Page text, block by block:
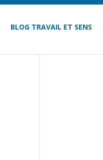
BLOG TRAVAIL ET SENS